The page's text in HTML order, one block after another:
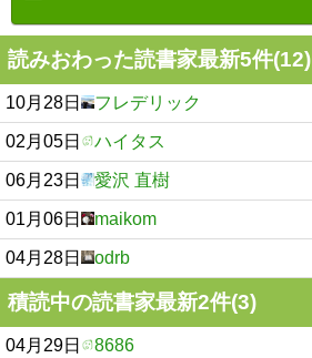
読みおわった読書家最新5件(12)
10月28日 フレデリック
02月05日 ハイタス
06月23日 愛沢 直樹
01月06日 maikom
04月28日 odrb
積読中の読書家最新2件(3)
04月29日 8686